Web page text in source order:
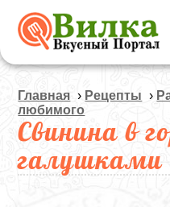
Главная › Рецепты ›
любимого
Свинина в
галушками